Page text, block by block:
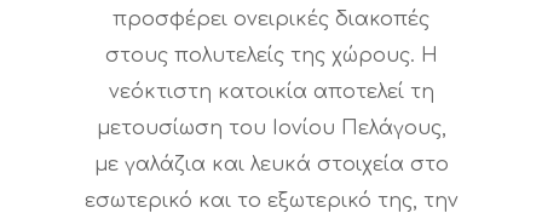
προσφέρει ονειρικές διακοπές
στους πολυτελείς της χώρους. Η
νεόκτιστη κατοικία αποτελεί τη
μετουσίωση του Ιονίου Πελάγους,
με γαλάζια και λευκά στοιχεία στο
εσωτερικό και το εξωτερικό της, την